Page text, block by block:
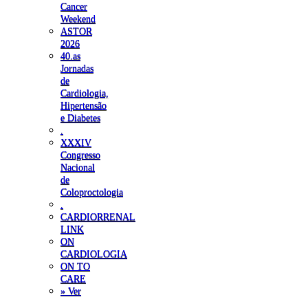
Cancer
Weekend
ASTOR
2026
40.as
Jornadas
de
Cardiologia,
Hipertensão
e Diabetes
XXXIV
Congresso
Nacional
de
Coloproctologia
CARDIORRENAL
LINK
ON
CARDIOLOGIA
ON TO
CARE
» Ver